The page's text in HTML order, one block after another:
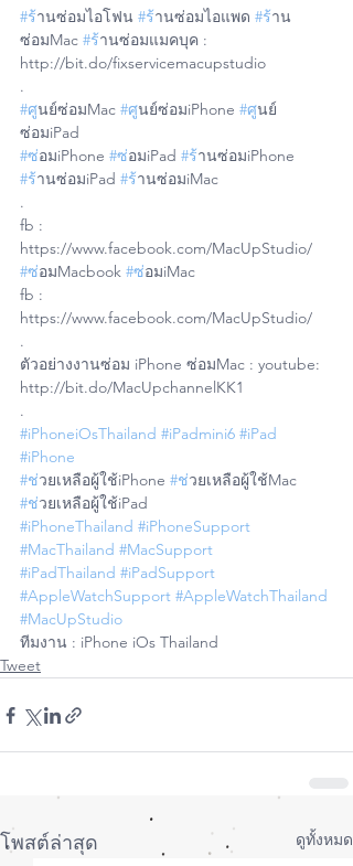
#ร้านซ่อมไอโฟน #ร้านซ่อมไอแพด #ร้าน
ซ่อมMac #ร้านซ่อมแมคบุค :
http://bit.do/fixservicemacupstudio
.
#ศูนย์ซ่อมMac #ศูนย์ซ่อมiPhone #ศูนย์
ซ่อมiPad
#ซ่อมiPhone #ซ่อมiPad #ร้านซ่อมiPhone
#ร้านซ่อมiPad #ร้านซ่อมiMac
.
fb :
https://www.facebook.com/MacUpStudio/
#ซ่อมMacbook #ซ่อมiMac
fb :
https://www.facebook.com/MacUpStudio/
.
ตัวอย่างงานซ่อม iPhone ซ่อมMac : youtube:
http://bit.do/MacUpchannelKK1
.
#iPhoneiOsThailand #iPadmini6 #iPad
#iPhone
#ช่วยเหลือผู้ใช้iPhone #ช่วยเหลือผู้ใช้Mac
#ช่วยเหลือผู้ใช้iPad
#iPhoneThailand #iPhoneSupport
#MacThailand #MacSupport
#iPadThailand #iPadSupport
#AppleWatchSupport #AppleWatchThailand
#MacUpStudio
ทีมงาน : iPhone iOs Thailand
Tweet
โพสต์ล่าสุด ดูทั้งหมด